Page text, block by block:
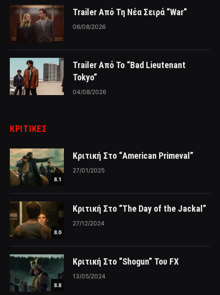
Trailer Από Τη Νέα Σειρά “War”
06/08/2026
Trailer Από Το “Bad Lieutenant
Tokyo”
04/08/2026
ΚΡΙΤΙΚΈΣ
8.1
Κριτική Στο “American Primeval”
27/01/2025
8.0
Κριτική Στο “The Day of the Jackal”
27/12/2024
8.8
Κριτική Στο “Shogun” Του FX
13/05/2024